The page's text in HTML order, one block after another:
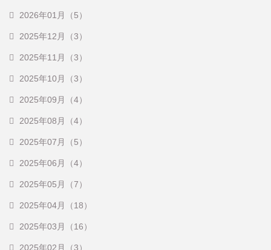
2026年01月（5）
2025年12月（3）
2025年11月（3）
2025年10月（3）
2025年09月（4）
2025年08月（4）
2025年07月（5）
2025年06月（4）
2025年05月（7）
2025年04月（18）
2025年03月（16）
2025年02月（3）